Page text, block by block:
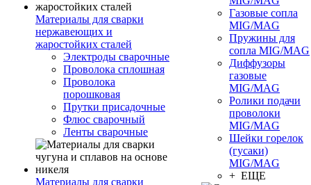
Материалы для сварки
нержавеющих и
жаростойких сталей
Электроды сварочные
Проволока сплошная
Проволока
порошковая
Прутки присадочные
Флюс сварочный
Ленты сварочные
Материалы для сварки
Газовые сопла
MIG/MAG
Пружины для
сопла MIG/MAG
Диффузоры
газовые
MIG/MAG
Ролики подачи
проволоки
MIG/MAG
Шейки горелок
(гусаки)
MIG/MAG
+ ЕЩЕ